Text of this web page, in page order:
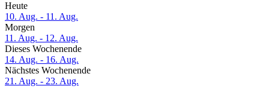
Heute
10. Aug. - 11. Aug.
Morgen
11. Aug. - 12. Aug.
Dieses Wochenende
14. Aug. - 16. Aug.
Nächstes Wochenende
21. Aug. - 23. Aug.